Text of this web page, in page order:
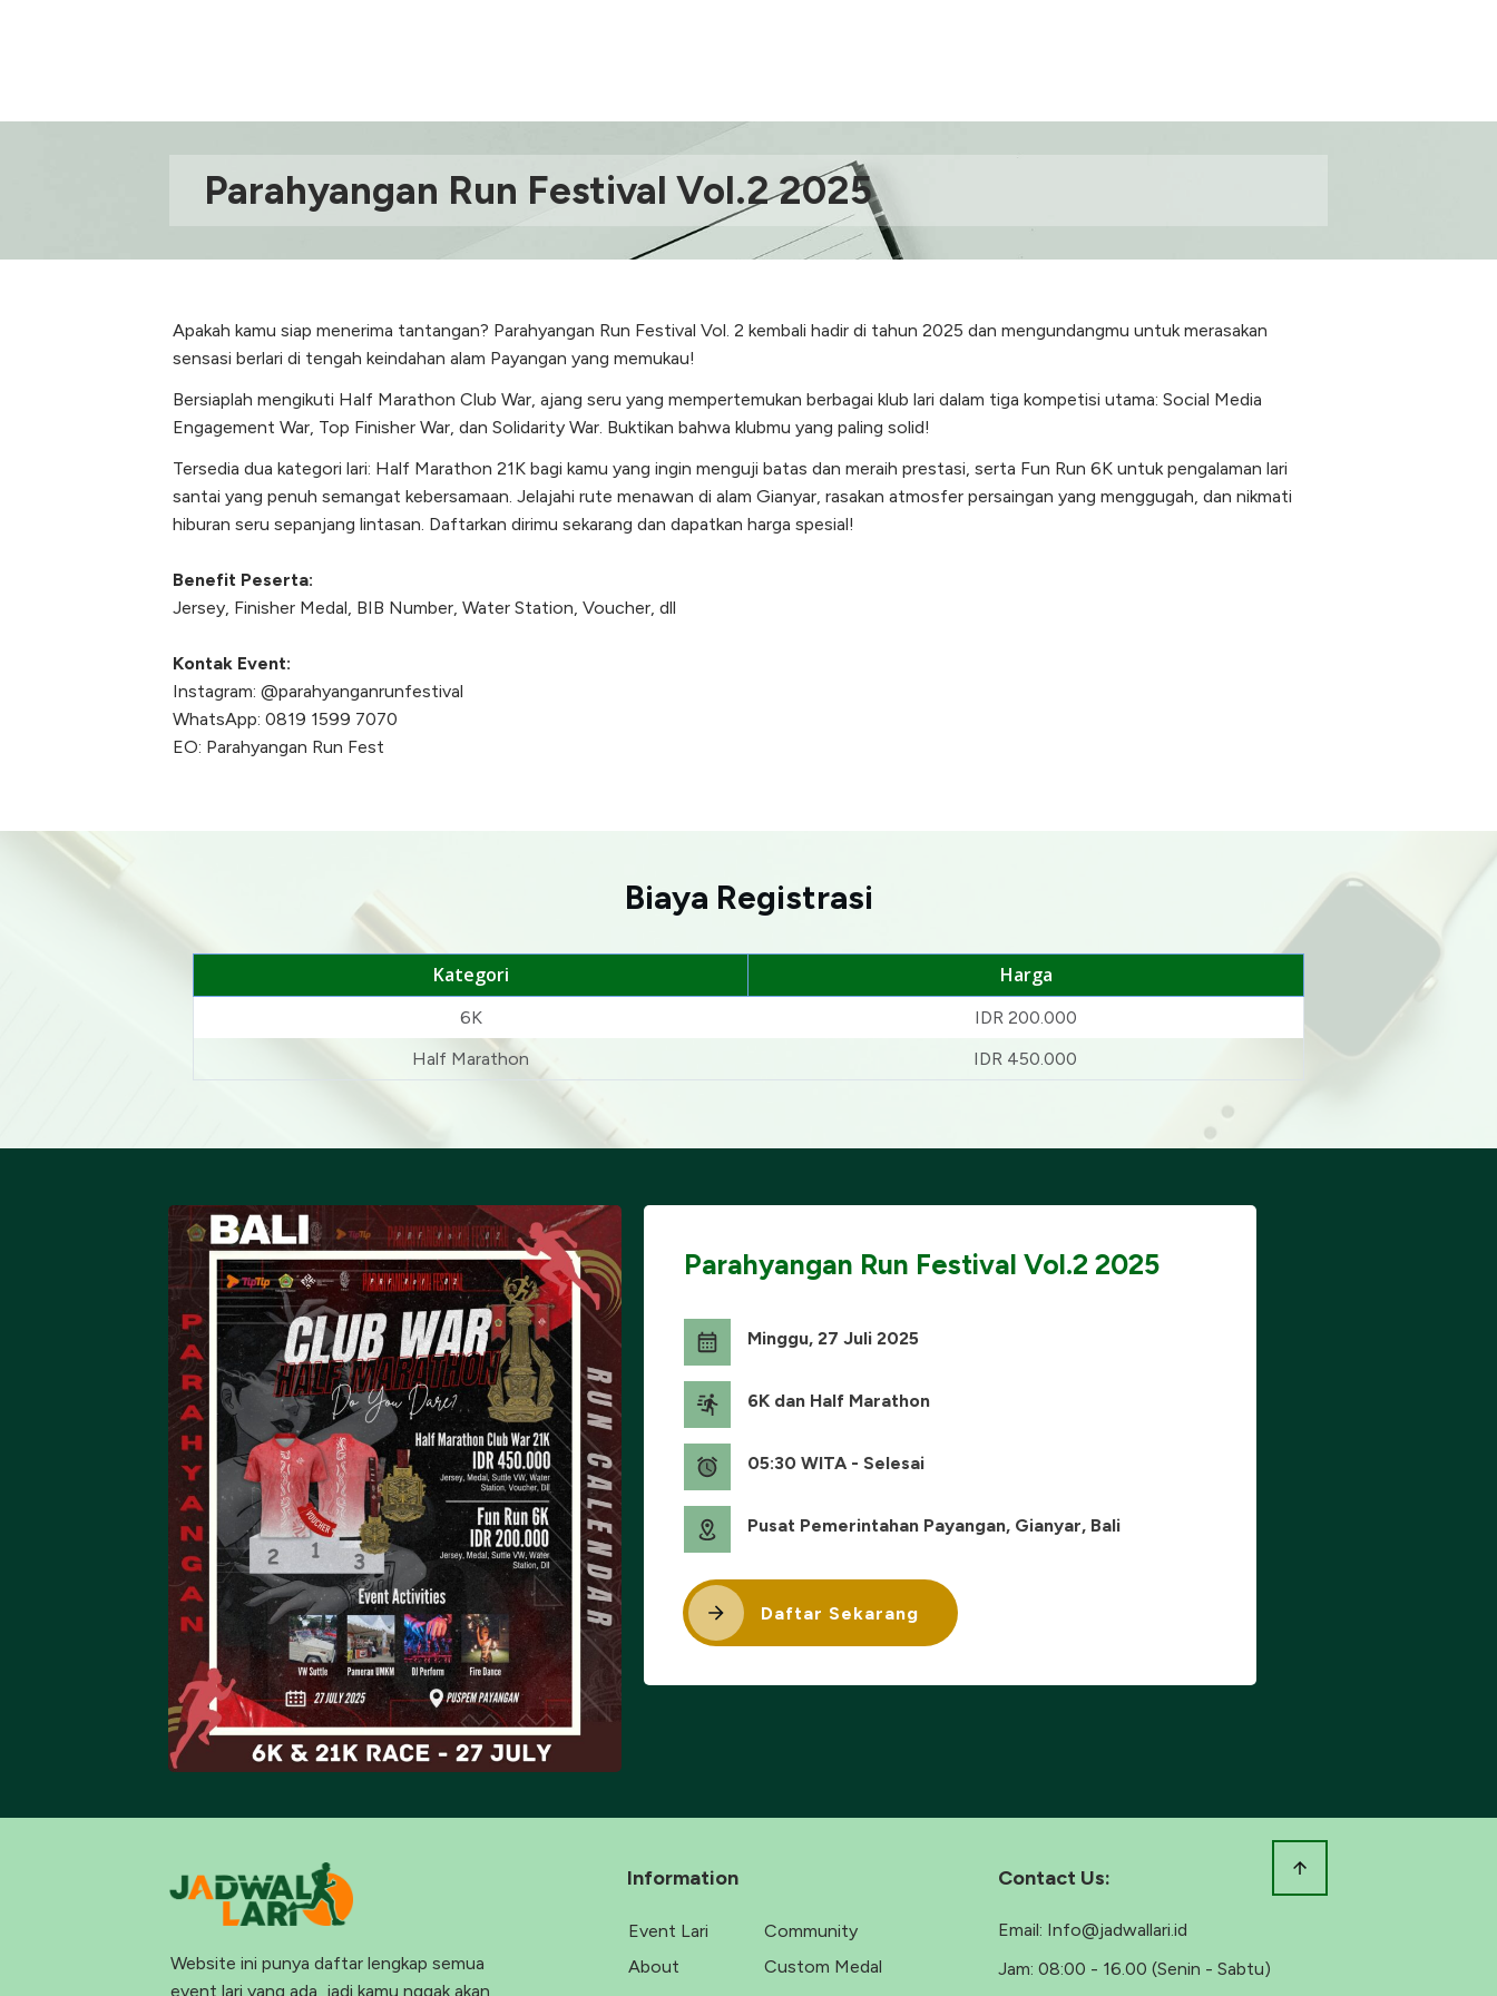
Parahyangan Run Festival Vol.2 2025
Apakah kamu siap menerima tantangan? Parahyangan Run Festival Vol. 2 kembali hadir di tahun 2025 dan mengundangmu untuk merasakan
sensasi berlari di tengah keindahan alam Payangan yang memukau!
Bersiaplah mengikuti Half Marathon Club War, ajang seru yang mempertemukan berbagai klub lari dalam tiga kompetisi utama: Social Media
Engagement War, Top Finisher War, dan Solidarity War. Buktikan bahwa klubmu yang paling solid!
Tersedia dua kategori lari: Half Marathon 21K bagi kamu yang ingin menguji batas dan meraih prestasi, serta Fun Run 6K untuk pengalaman lari
santai yang penuh semangat kebersamaan. Jelajahi rute menawan di alam Gianyar, rasakan atmosfer persaingan yang menggugah, dan nikmati
hiburan seru sepanjang lintasan. Daftarkan dirimu sekarang dan dapatkan harga spesial!
Benefit Peserta:
Jersey, Finisher Medal, BIB Number, Water Station, Voucher, dll
Kontak Event:
Instagram: @parahyanganrunfestival
WhatsApp: 0819 1599 7070
EO: Parahyangan Run Fest
Biaya Registrasi
Kategori Harga
6K
IDR 200.000
Half Marathon
IDR 450.000
Parahyangan Run Festival Vol.2 2025
Minggu, 27 Juli 2025
6K dan Half Marathon
05:30 WITA - Selesai
Pusat Pemerintahan Payangan, Gianyar, Bali
Daftar Sekarang
Website ini punya daftar lengkap semua
event lari yang ada, jadi kamu nggak akan
Information
Event Lari
About
Community
Custom Medal
Contact Us:
Email: Info@jadwallari.id
Jam:08:00 - 16.00 (Senin - Sabtu)